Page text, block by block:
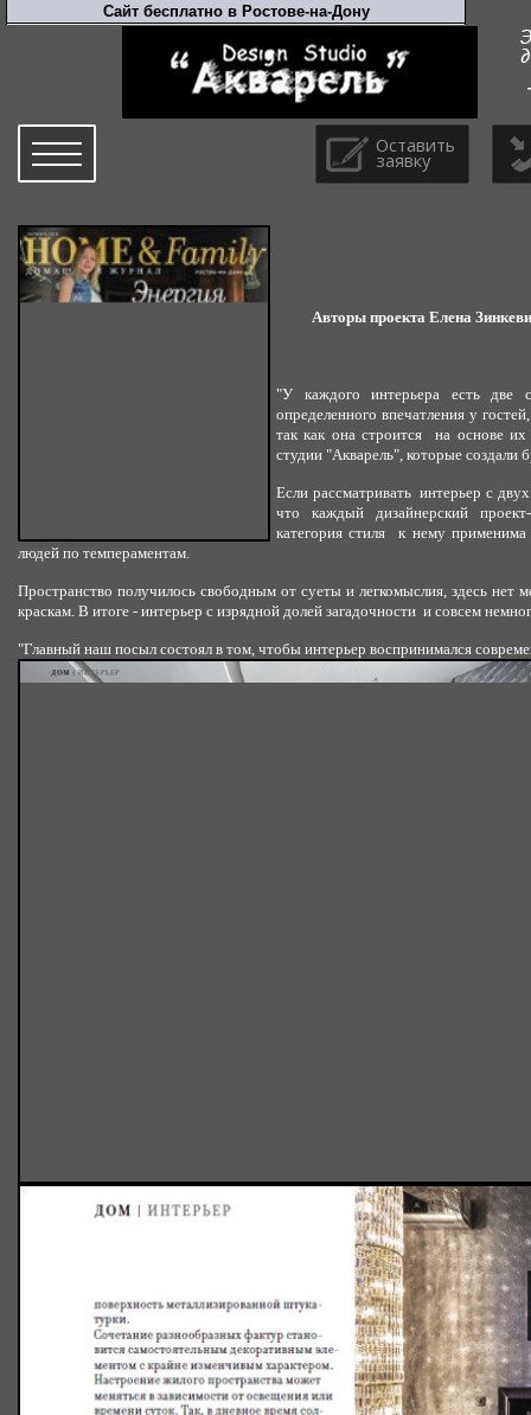
Оставить
заявку
Авторы проекта Елена
"У каждого интерьера есть две
определенного впечатления у
так как она строится на основе
студии "Акварель", которые создали
Если рассматривать интерьер с
что каждый дизайнерский
категория стиля к нему применима
людей по темпераментам.
Пространство получилось свободным от суеты и легкомыслия, здесь
краскам. В итоге - интерьер с изрядной долей загадочности и совсем
"Главный наш посыл состоял в том, чтобы интерьер воспринимался